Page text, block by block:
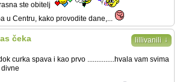
ste obitelj
u Centru, kako provodite dane,...
lillivanili ↓
čeka
curka spava i kao prvo ...............hvala vam svima